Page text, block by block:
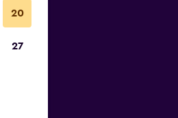
20
27